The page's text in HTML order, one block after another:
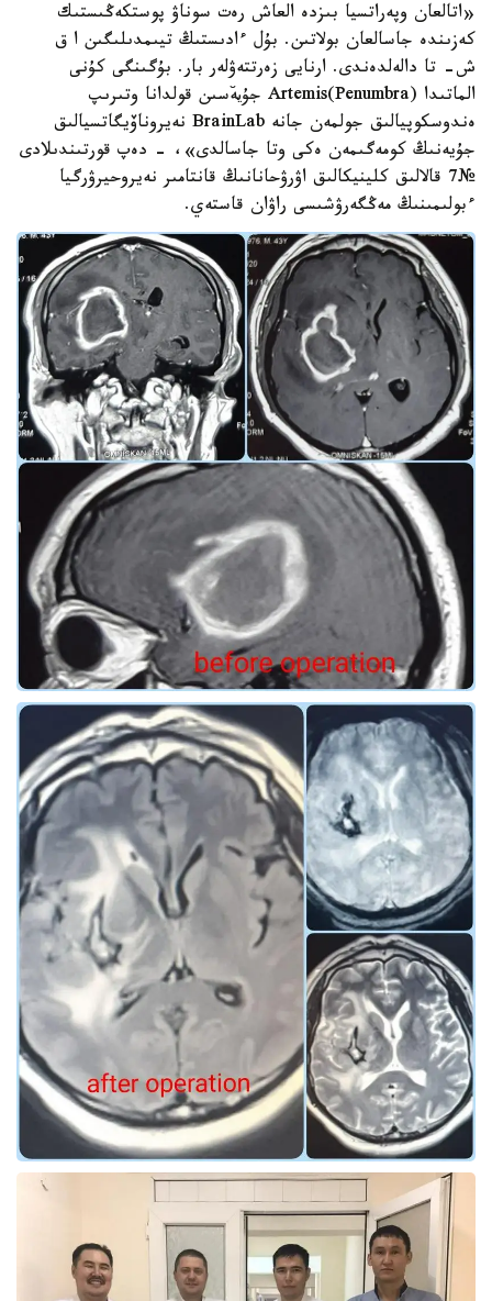
«اتالعان وپەراتسيا بىزدە العاش رەت سوناۋ پوستكەڭىستىك
كەزىندە جاسالعان بولاتىن. بۇل ءادىستىڭ تيىمدىلىگىن ا ق
ش- تا دالەلدەندى. ارنايى زەرتتەۋلەر بار. بۇگىنگى كۇنى
الماتىدا Artemis(Penumbra) جۇي̆ەسىن قولدانا وتىرىپ
ەندوسكوپيالىق جولمەن جانە BrainLab نەيروناۆيگاتسيالىق
جۇيەنىڭ كومەگىمەن ەكى وتا جاسالدى»، - دەپ قورتىندىلادى
№7 قالالىق كلينيكالىق اۋرۋحانانىڭ قانتامىر نەيروحيرۋرگيا
ءبولىمىنىڭ مەڭگەرۋشىسى راۋان قاستەي.